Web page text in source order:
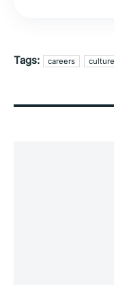
Tags: careers culture